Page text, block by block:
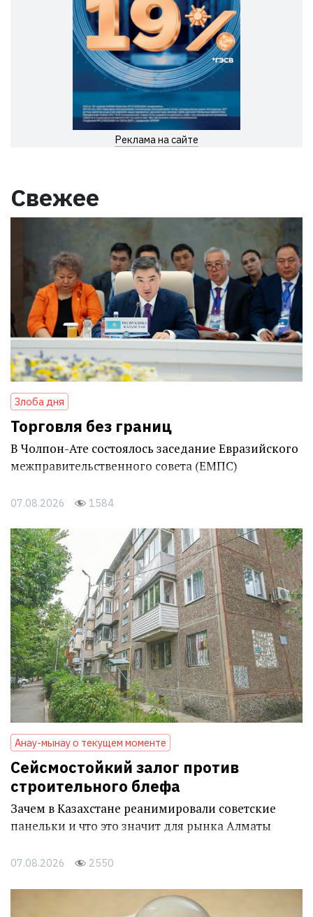
Реклама на сайте
Свежее
Злоба дня
Торговля без границ
В Чолпон-Ате состоялось заседание Евразийского
межправительственного совета (ЕМПС)
07.08.2026 1584
Анау-мынау о текущем моменте
Сейсмостойкий залог против
строительного блефа
Зачем в Казахстане реанимировали советские
панельки и что это значит для рынка Алматы
07.08.2026 2550